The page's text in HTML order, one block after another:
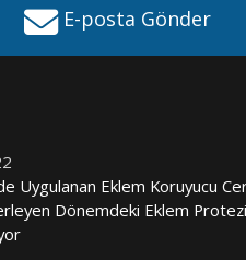
E-posta Gönder
Uygulanan Eklem Koruyucu
Dönemdeki Eklem Protezi